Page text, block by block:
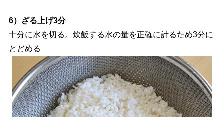
6）ざる上げ3分
十分に水を切る。炊飯する水の量を正確に計るため3分に
とどめる